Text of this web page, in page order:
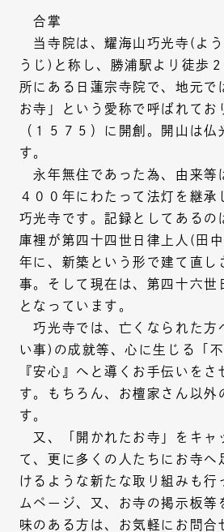
合掌
当寺院は、耀海山巧光寺(よう
うじ)と称し、勝浦駅より徒歩
所にある日蓮宗寺院で、地元で
お寺」という愛称で呼ばれてお
（１５７５）に開創。開山は仏
す。
永年無住であった為、由来等
４００年にわたって法灯を継承
巧光寺です。記録としてあるの
庫裡が第四十四世日律上人(田
年に、新築という形で建て直し
事。そして現在は、第四十六世
となっています。
巧光寺では、亡くなられた方
い事)の成就等、心に生じる「
『安心』へと導くお手伝いをさ
す。もちろん、お檀家さん以外
す。
又、「開かれたお寺」をキャ
て、更に多くの人たちにお寺へ
けるような新たな取り組みも行
ムページ、又、お寺の掲示板等
味のある方は、お気軽にお問合